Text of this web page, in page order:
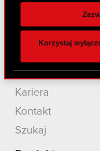
funkcje
naszej witrynie.
z naszej witryny,
społecznościowym,
Partnerzy mogą
danymi otrzymanymi
podczas korzystania
używanie plików
Korzystaj
Zrównoważony
Media
Kariera
Kontakt
Szukaj